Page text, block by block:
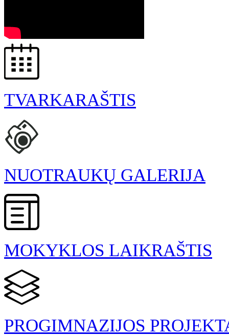
TVARKARAŠTIS
NUOTRAUKŲ GALERIJA
MOKYKLOS LAIKRAŠTIS
PROGIMNAZIJOS